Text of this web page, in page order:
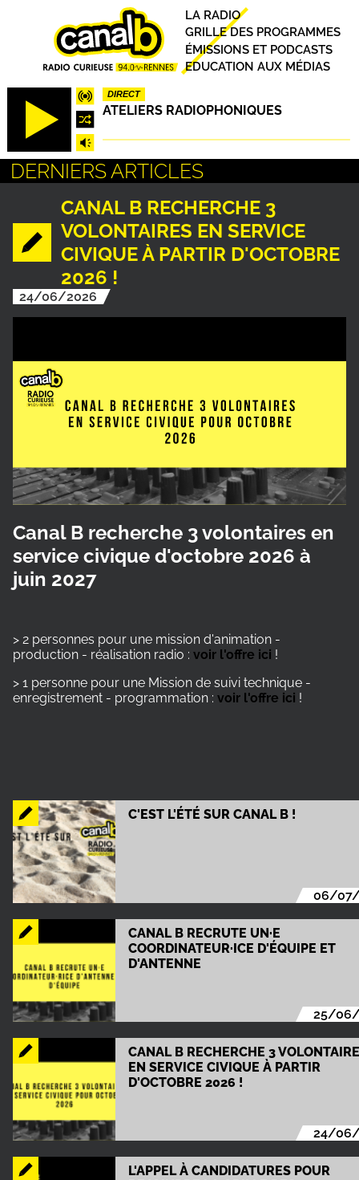
DIRECT
ATELIERS RADIOPHONIQUES
Principal
LA RADIO
GRILLE DES PROGRAMMES
ÉMISSIONS ET PODCASTS
EDUCATION AUX MÉDIAS
DERNIERS ARTICLES
C'EST L'ÉTÉ SUR CANAL B !
06/
CANAL B RECRUTE UN·E
COORDINATEUR·ICE D'ÉQUIPE ET
D'ANTENNE
25/
CANAL B RECHERCHE 3
EN SERVICE CIVIQUE À PARTIR
D'OCTOBRE 2026 !
24/
L'APPEL À CANDIDATURES POUR
CANAL B RECHERCHE 3
VOLONTAIRES EN SERVICE
CIVIQUE À PARTIR D'OCTOBRE
2026 !
24/06/2026
Canal B recherche 3 volontaires en
service civique d'octobre 2026 à
juin 2027
> 2 personnes pour une mission d'animation -
production - réalisation radio : voir l'offre ici !
> 1 personne pour une Mission de suivi technique -
enregistrement - programmation : voir l'offre ici !